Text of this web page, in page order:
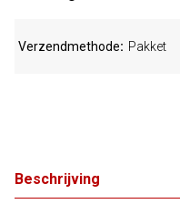
Beschrijving
Verzendmethode Pakket